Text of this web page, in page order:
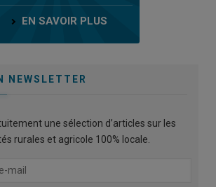
EN SAVOIR PLUS
NEWSLETTER
une sélection d’articles sur les
rurales et agricole 100% locale.